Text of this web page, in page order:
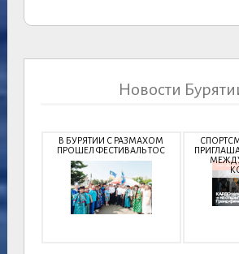
Новости
В БУРЯТИИ С РАЗМАХОМ
ПРОШЕЛ ФЕСТИВАЛЬ ТОС